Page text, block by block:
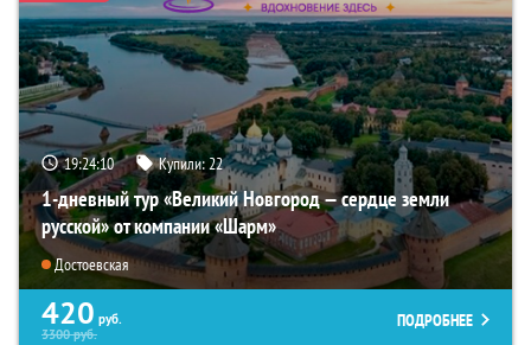
19:24:09 Купили:22
1-дневный тур «Великий Новгород — сердце земли
русской» от компании «Шарм»
Достоевская
420 руб.
3300руб.
ПОДРОБНЕЕ